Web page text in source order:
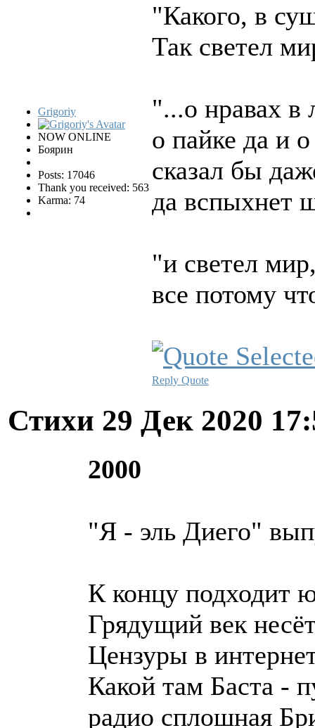
Grigoriy
NOW ONLINE
Боярин
Posts: 17046
Thank you received: 563
Karma: 74
"Какого, в
Так светел
"...о нравах в
о пайке да и
сказал бы
да вспыхнет
"и светел
все потому
Reply Quote
Стихи 29 Дек 2020
2000
"Я - эль Диего"
К концу подходит
Грядущий век
Цензуры в
Какой там Баста -
радио сплошная